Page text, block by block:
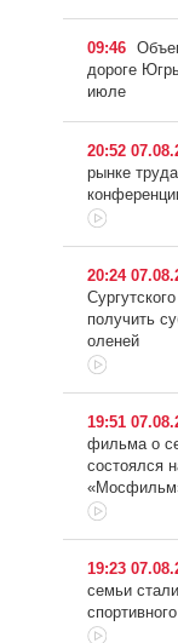
09:46
дороге
июле
20:52
рынке
20:24
получить
оленей
19:51
фильма о
состоялся
19:23
семьи